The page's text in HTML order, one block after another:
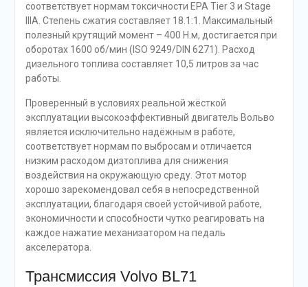
соответствует нормам токсичности EPA Tier 3 и Stage
IIIA. Степень сжатия составляет 18.1:1. Максимальный
полезный крутящий момент – 400 Н.м, достигается при
оборотах 1600 об/мин (ISO 9249/DIN 6271). Расход
дизельного топлива составляет 10,5 литров за час
работы.
Проверенный в условиях реальной жёсткой
эксплуатации высокоэффективный двигатель Вольво
является исключительно надёжным в работе,
соответствует нормам по выбросам и отличается
низким расходом дизтоплива для снижения
воздействия на окружающую среду. Этот мотор
хорошо зарекомендовал себя в непосредственной
эксплуатации, благодаря своей устойчивой работе,
экономичности и способности чутко реагировать на
каждое нажатие механизатором на педаль
акселератора.
Трансмиссия Volvo BL71